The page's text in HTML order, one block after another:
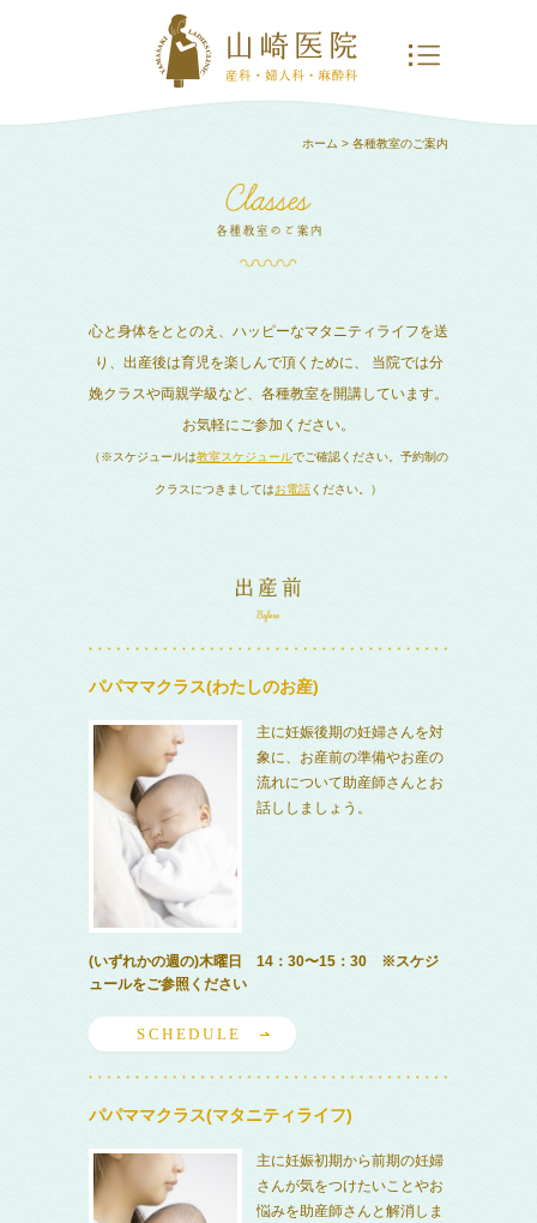
ホーム > 各種教室のご案内
心と身体をととのえ、ハッピーなマタニティライフを送
り、出産後は育児を楽しんで頂くために、
当院では分
娩クラスや両親学級など、各種教室を開講しています。
お気軽にご参加ください。
（※スケジュールは教室スケジュールでご確認ください。予約制の
クラスにつきましてはお電話ください。）
パパママクラス(わたしのお産)
主に妊娠後期の妊婦さんを対
象に、お産前の準備やお産の
流れについて助産師さんとお
話ししましょう。
(いずれかの週の)木曜日 14：30〜15：30 ※スケジ
ュールをご参照ください
SCHEDULE
パパママクラス(マタニティライフ)
主に妊娠初期から前期の妊婦
さんが気をつけたいことやお
悩みを助産師さんと解消しま